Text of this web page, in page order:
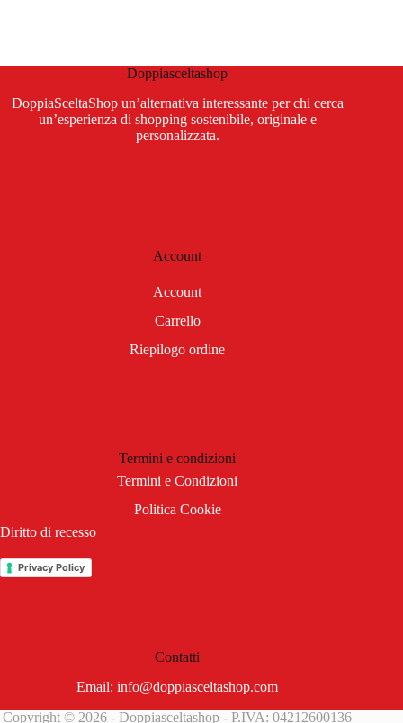
Doppiasceltashop
DoppiaSceltaShop un’alternativa interessante per chi cerca
un’esperienza di shopping sostenibile, originale e
personalizzata.
Account
Account
Carrello
Riepilogo ordine
Termini e condizioni
Termini e Condizioni
Politica Cookie
Diritto di recesso
Privacy Policy
Contatti
Email:info@doppiasceltashop.com
Copyright © 2026 - Doppiasceltashop - P.IVA: 04212600136